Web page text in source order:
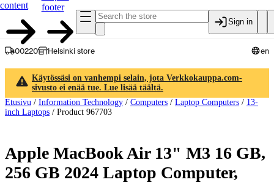
content
footer
Sign in
00220 Helsinki store en
Käytössäsi on vanhempi selain, jota Verkkokauppa.com-
sivusto ei enää tue. Lue lisää täältä.
Etusivu / Information Technology / Computers / Laptop Computers / 13-
inch Laptops / Product 967703
Apple MacBook Air 13" M3 16 GB,
256 GB 2024 Laptop Computer,